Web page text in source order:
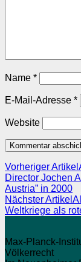
Name *
E-Mail-Adresse *
Website
Vorheriger Artikel
Director Jochen
Austria” in 2000
Nächster Artikel
Weltkriege als
Max-Planck-
Völkerrecht